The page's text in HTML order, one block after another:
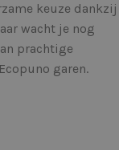
keuze dankzij
wacht je nog
prachtige
garen.